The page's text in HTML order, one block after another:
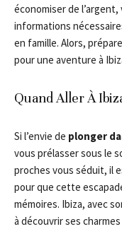
économiser de
informations
en famille. Alors,
pour une aventure à
Quand Aller À
Si l’envie de plonger
vous prélasser sous le
proches vous séduit, il
pour que cette
mémoires. Ibiza, avec
à découvrir ses